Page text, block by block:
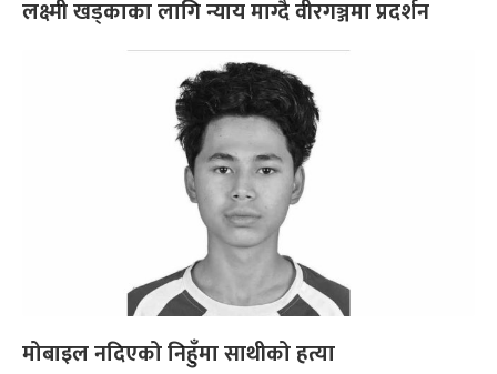
लक्ष्मी खड्काका लागि न्याय माग्दै वीरगञ्जमा प्रदर्शन
मोबाइल नदिएको निहुँमा साथीको हत्या